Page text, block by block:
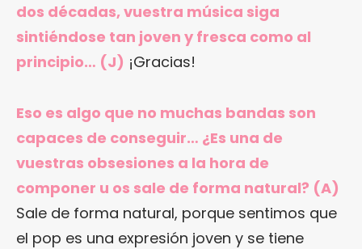
dos décadas, vuestra música siga
sintiéndose tan joven y fresca como al
principio… (J) ¡Gracias!
Eso es algo que no muchas bandas son
capaces de conseguir… ¿Es una de
vuestras obsesiones a la hora de
componer u os sale de forma natural? (A)
Sale de forma natural, porque sentimos que
el pop es una expresión joven y se tiene